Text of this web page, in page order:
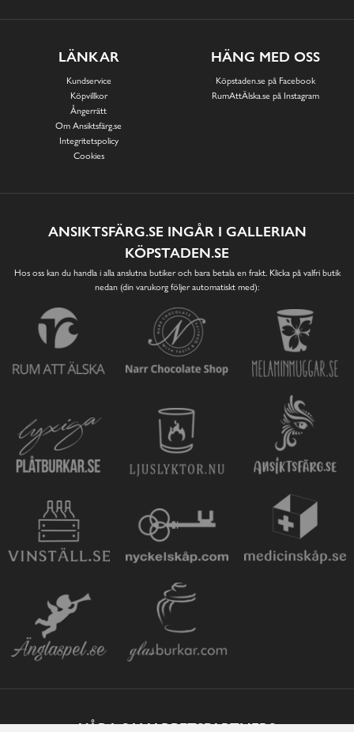
LÄNKAR
Kundservice
Köpvillkor
Ångerrätt
Om Ansiktsfärg.se
Integritetspolicy
Cookies
HÄNG MED OSS
Köpstaden.se på Facebook
RumAttÄlska.se på Instagram
ANSIKTSFÄRG.SE INGÅR I GALLERIAN
KÖPSTADEN.SE
Hos oss kan du handla i alla anslutna butiker och bara betala en frakt. Klicka på valfri butik
nedan (din varukorg följer automatiskt med):
VÅRA SAMARBETSPARTNERS